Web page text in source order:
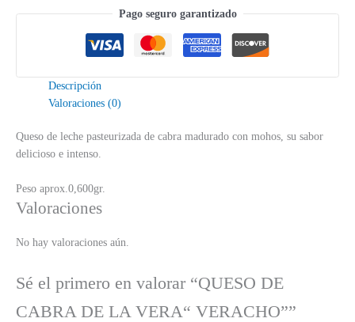
Pago seguro garantizado
Descripción
Valoraciones (0)
Queso de leche pasteurizada de cabra madurado con mohos, su sabor
delicioso e intenso.
Peso aprox.0,600gr.
Valoraciones
No hay valoraciones aún.
Sé el primero en valorar “QUESO DE
CABRA DE LA VERA“ VERACHO””